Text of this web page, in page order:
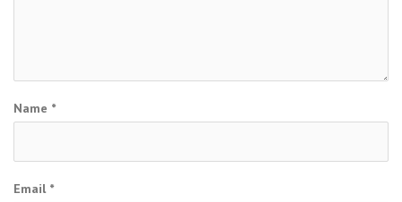
Name *
Email *